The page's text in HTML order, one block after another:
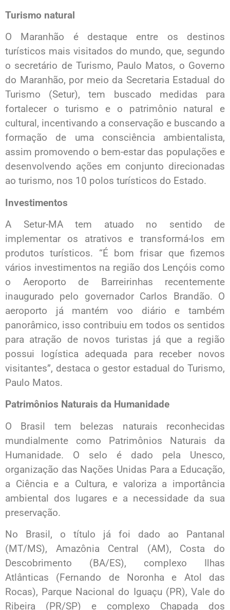
Turismo natural
O Maranhão é destaque entre os destinos
turísticos mais visitados do mundo, que, segundo
o secretário de Turismo, Paulo Matos, o Governo
do Maranhão, por meio da Secretaria Estadual do
Turismo (Setur), tem buscado medidas para
fortalecer o turismo e o patrimônio natural e
cultural, incentivando a conservação e buscando a
formação de uma consciência ambientalista,
assim promovendo o bem-estar das populações e
desenvolvendo ações em conjunto direcionadas
ao turismo, nos 10 polos turísticos do Estado.
Investimentos
A Setur-MA tem atuado no sentido de
implementar os atrativos e transformá-los em
produtos turísticos. “É bom frisar que fizemos
vários investimentos na região dos Lençóis como
o Aeroporto de Barreirinhas recentemente
inaugurado pelo governador Carlos Brandão. O
aeroporto já mantém voo diário e também
panorâmico, isso contribuiu em todos os sentidos
para atração de novos turistas já que a região
possui logística adequada para receber novos
visitantes”, destaca o gestor estadual do Turismo,
Paulo Matos.
Patrimônios Naturais da Humanidade
O Brasil tem belezas naturais reconhecidas
mundialmente como Patrimônios Naturais da
Humanidade. O selo é dado pela Unesco,
organização das Nações Unidas Para a Educação,
a Ciência e a Cultura, e valoriza a importância
ambiental dos lugares e a necessidade da sua
preservação.
No Brasil, o título já foi dado ao Pantanal
(MT/MS), Amazônia Central (AM), Costa do
Descobrimento (BA/ES), complexo Ilhas
Atlânticas (Fernando de Noronha e Atol das
Rocas), Parque Nacional do Iguaçu (PR), Vale do
Ribeira (PR/SP) e complexo Chapada dos